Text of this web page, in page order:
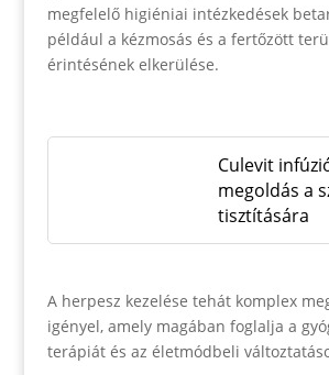
megfelelő higiéniai intézkedések
például a kézmosás és a fertőzött
érintésének elkerülése.
Culevit
megoldás a
tisztítására
A herpesz kezelése tehát komplex
igényel, amely magában foglalja a
terápiát és az életmódbeli